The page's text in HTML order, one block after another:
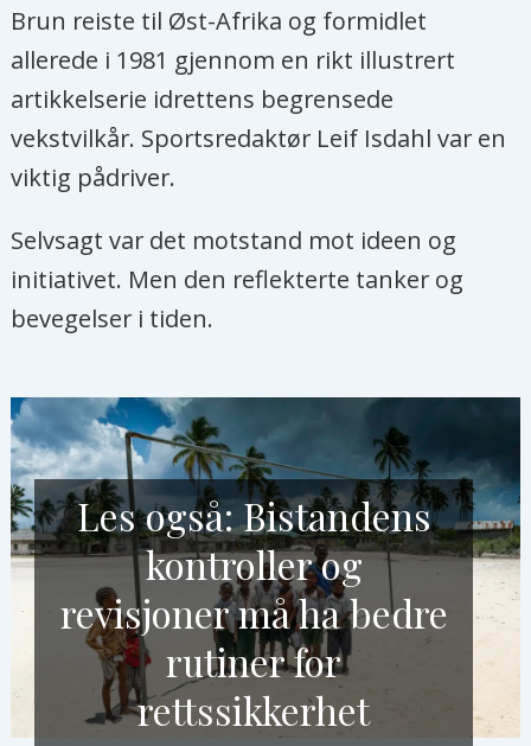
Brun reiste til Øst-Afrika og formidlet
allerede i 1981 gjennom en rikt illustrert
artikkelserie idrettens begrensede
vekstvilkår. Sportsredaktør Leif Isdahl var en
viktig pådriver.
Selvsagt var det motstand mot ideen og
initiativet. Men den reflekterte tanker og
bevegelser i tiden.
Les også: Bistandens
kontroller og
revisjoner må ha bedre
rutiner for
rettssikkerhet